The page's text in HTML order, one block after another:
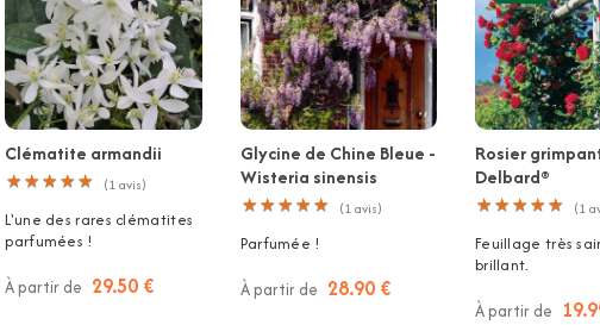
Clématite armandii
★ ★ ★ ★ ★
★ ★ ★ ★ ★ (1avis)
L'une des rares clématites
parfumées !
À partir de 29.50 €
Glycine de Chine Bleue -
Wisteria sinensis
★ ★ ★ ★ ★
★ ★ ★ ★ ★ (1avis)
Parfumée !
À partir de 28.90 €
Rosier
Delbard®
★ ★ ★ ★ ★
★ ★ ★ ★ ★ (1
Feuillage très
brillant.
À partir de